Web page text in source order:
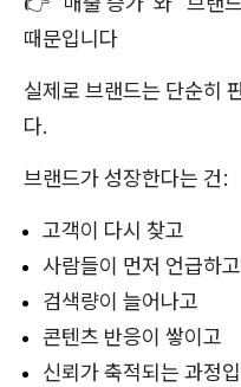
때문입니다
실제로 브랜드는 단순히
다.
브랜드가 성장한다는 건:
고객이 다시 찾고
사람들이 먼저 언급하고
검색량이 늘어나고
콘텐츠 반응이 쌓이고
신뢰가 축적되는 과정